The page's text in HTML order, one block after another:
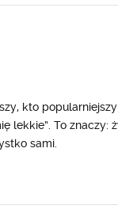
kto
lekkie”. To znaczy:
sami.